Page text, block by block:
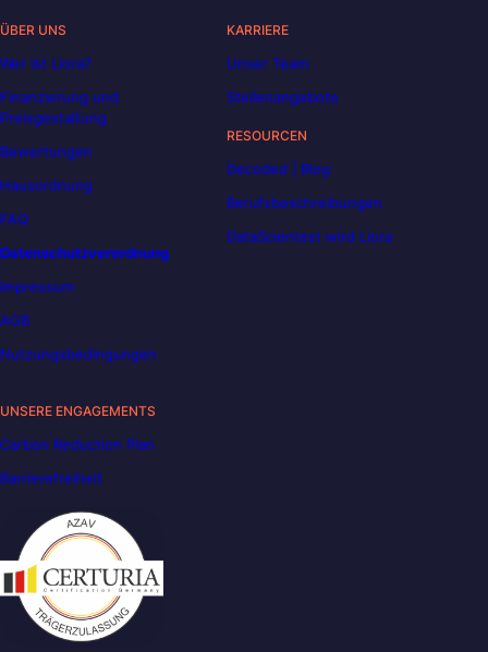
ÜBER UNS
Wer ist Liora?
Finanzierung und
Preisgestaltung
Bewertungen
Hausordnung
FAQ
Datenschutzverordnung
Impressum
AGB
Nutzungsbedingungen
KARRIERE
Unser Team
Stellenangebote
RESOURCEN
Decoded | Blog
Berufsbeschreibungen
DataScientest wird Liora
UNSERE ENGAGEMENTS
Carbon Reduction Plan
Barrierefreiheit